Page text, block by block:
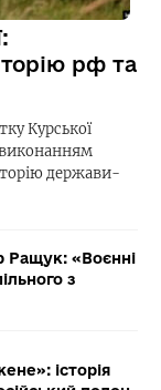
рф та
Курської
виконанням
держави-
Ращук: «Воєнні
з
історія